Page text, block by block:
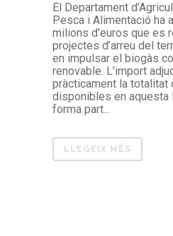
El Departament
Pesca i Alimentació ha
milions d’euros que es
projectes d’arreu del
en impulsar el biogàs
renovable. L’import
pràcticament la totalitat
disponibles en aquesta
forma part...
LLEGEIX MÉS